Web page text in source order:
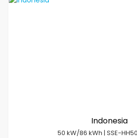
Indonesia
50 kW/86 kWh | SSE-